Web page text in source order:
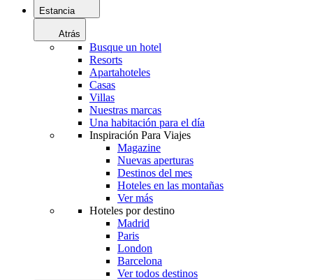
Estancia
Atrás
Busque un hotel
Resorts
Apartahoteles
Casas
Villas
Nuestras marcas
Una habitación para el día
Inspiración Para Viajes
Magazine
Nuevas aperturas
Destinos del mes
Hoteles en las montañas
Ver más
Hoteles por destino
Madrid
Paris
London
Barcelona
Ver todos destinos